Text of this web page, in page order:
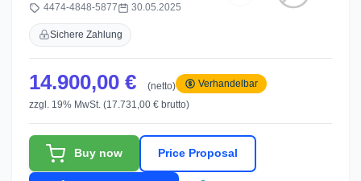
4474-4848-5877 30.05.2025
Sichere Zahlung
14.900,00 € (netto)
Verhandelbar
zzgl. 19% MwSt. (17.731,00 € brutto)
Buy now Price Proposal